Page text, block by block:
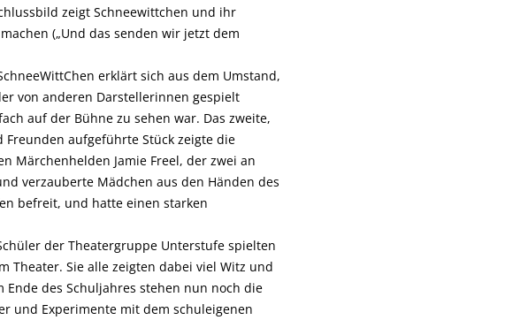
zeigt Schneewittchen und ihr
(„Und das senden wir jetzt dem
erklärt sich aus dem Umstand,
von anderen Darstellerinnen gespielt
auf der Bühne zu sehen war. Das zweite,
aufgeführte Stück zeigte die
Märchenhelden Jamie Freel, der zwei an
verzauberte Mädchen aus den Händen des
befreit, und hatte einen starken
der Theatergruppe Unterstufe spielten
Theater. Sie alle zeigten dabei viel Witz und
Ende des Schuljahres stehen nun noch die
und Experimente mit dem schuleigenen